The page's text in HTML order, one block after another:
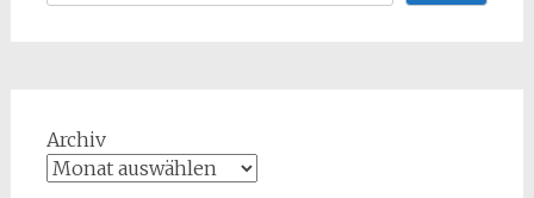
Archiv